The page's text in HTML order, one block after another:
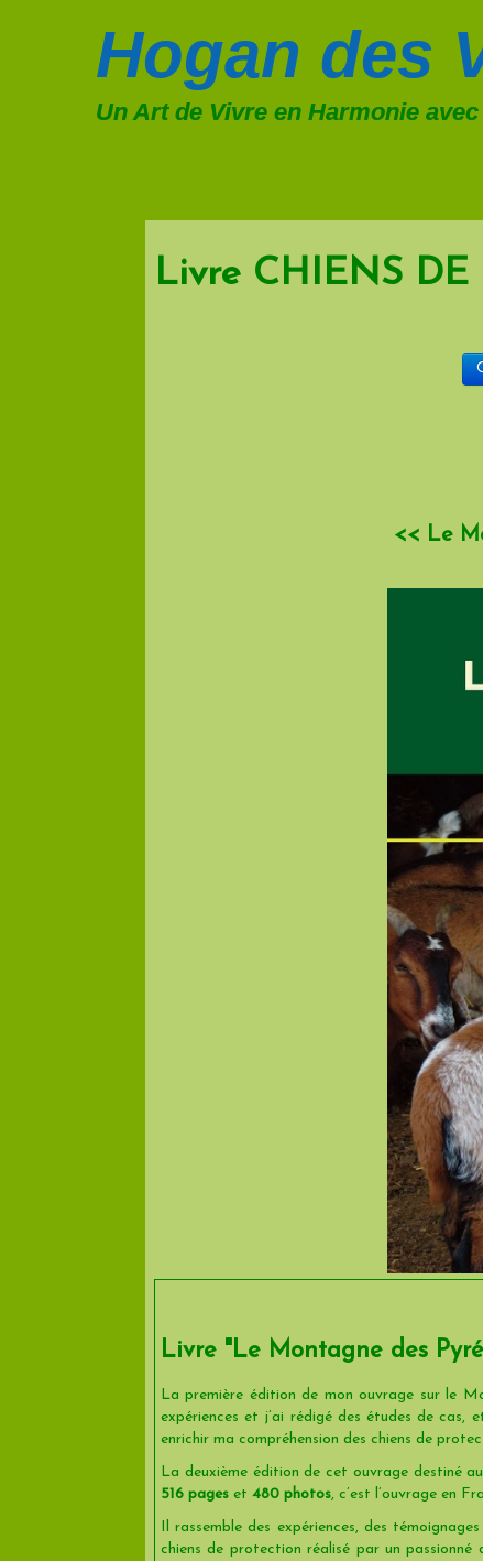
Hogan des
Un Art de Vivre en Harmonie
Livre CHIENS DE
<< Le
Livre "Le Montagne des
La première édition de mon ouvrage sur le
expériences et j’ai rédigé des études de cas,
enrichir ma compréhension des chiens de
La deuxième édition de cet ouvrage destiné
516 pages et 480 photos, c’est l’ouvrage en
Il rassemble des expériences, des
chiens de protection réalisé par un